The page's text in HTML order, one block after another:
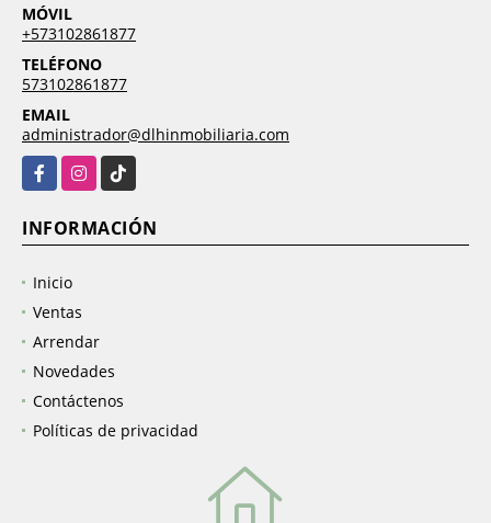
MÓVIL
+573102861877
TELÉFONO
573102861877
EMAIL
administrador@dlhinmobiliaria.com
FacebookInstagramTikTok
INFORMACIÓN
Inicio
Ventas
Arrendar
Novedades
Contáctenos
Políticas de privacidad